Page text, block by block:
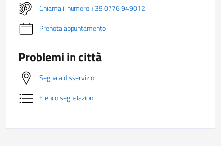
Chiama il numero +39 0776 949012
Prenota appuntamento
Problemi in città
Segnala disservizio
Elenco segnalazioni